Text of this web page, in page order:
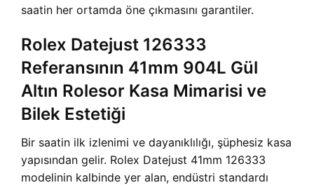
saatin her ortamda öne çıkmasını garantiler.
Rolex Datejust 126333
Referansının 41mm 904L Gül
Altın Rolesor Kasa Mimarisi ve
Bilek Estetiği
Bir saatin ilk izlenimi ve dayanıklılığı, şüphesiz kasa
yapısından gelir. Rolex Datejust 41mm 126333
modelinin kalbinde yer alan, endüstri standardı